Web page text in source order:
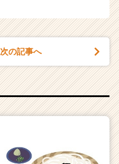
次の記事へ